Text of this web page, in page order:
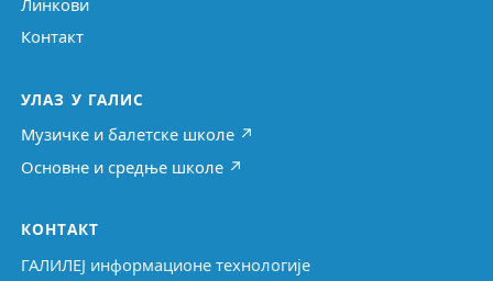
Контакт
УЛАЗ У ГАЛИС
Музичке и балетске школе ↗
Основне и средње школе ↗
КОНТАКТ
ГАЛИЛЕЈ информационе технологије